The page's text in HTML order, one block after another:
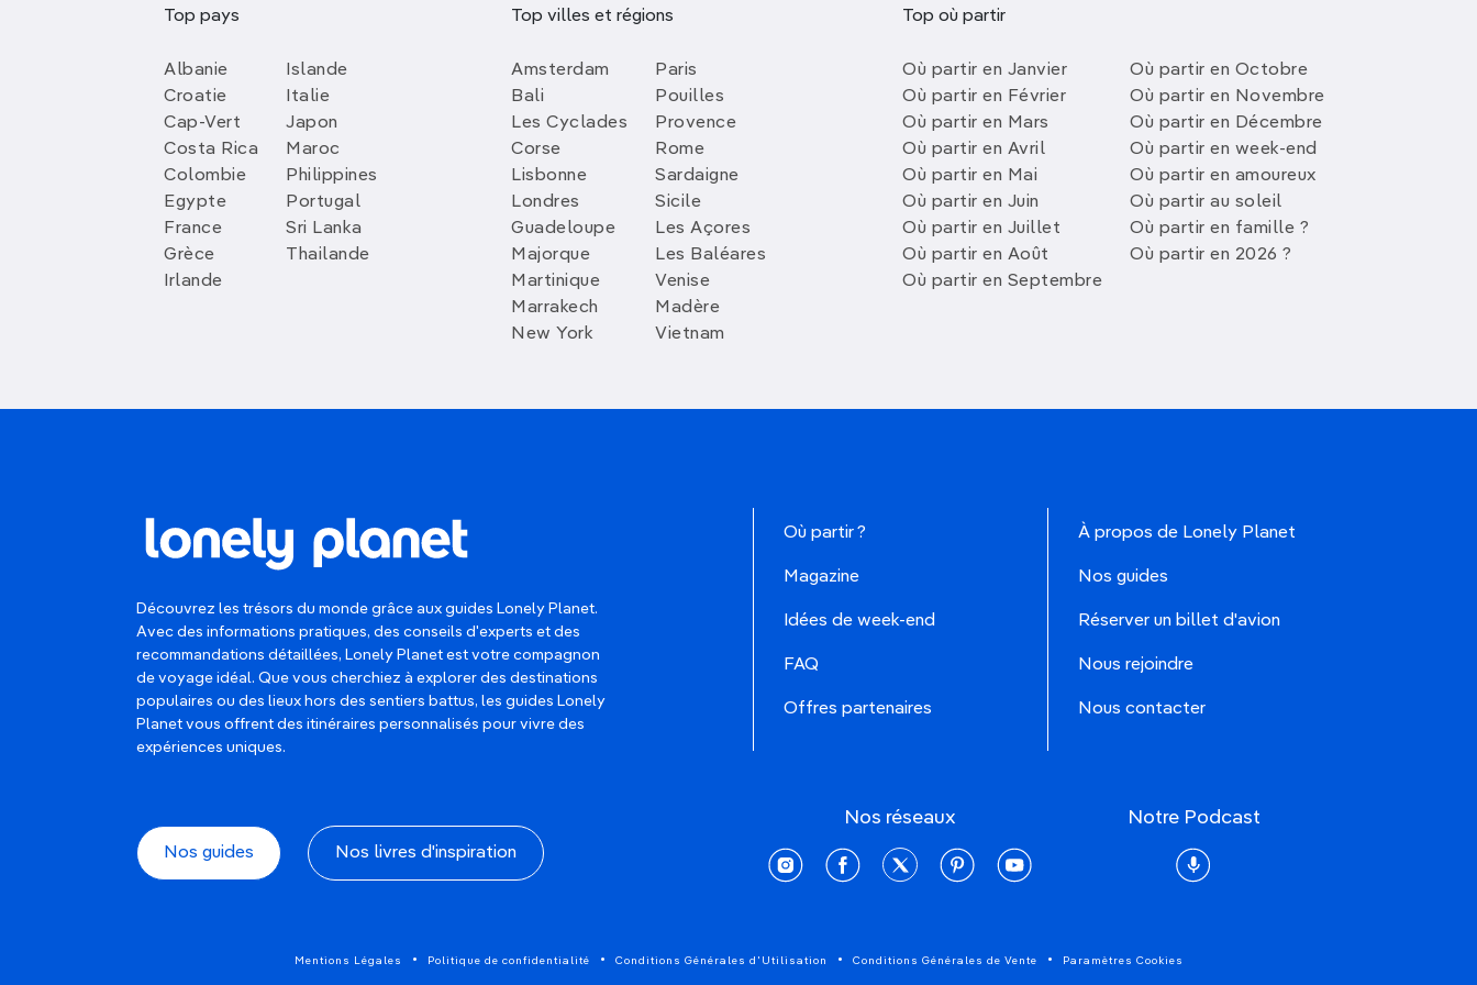
Top pays
Albanie
Croatie
Cap-Vert
Costa Rica
Colombie
Egypte
France
Grèce
Irlande
Islande
Italie
Japon
Maroc
Philippines
Portugal
Sri Lanka
Thailande
Top villes et régions
Amsterdam
Bali
Les Cyclades
Corse
Lisbonne
Londres
Guadeloupe
Majorque
Martinique
Marrakech
New York
Paris
Pouilles
Provence
Rome
Sardaigne
Sicile
Les Açores
Les Baléares
Venise
Madère
Vietnam
Top où partir
Où partir en Janvier
Où partir en Février
Où partir en Mars
Où partir en Avril
Où partir en Mai
Où partir en Juin
Où partir en Juillet
Où partir en Août
Où partir en Septembre
Où partir en Octobre
Où partir en Novembre
Où partir en Décembre
Où partir en week-end
Où partir en amoureux
Où partir au soleil
Où partir en famille ?
Où partir en 2026 ?
Découvrez les trésors du monde grâce aux guides Lonely Planet.
Avec des informations pratiques, des conseils d'experts et des
recommandations détaillées, Lonely Planet est votre compagnon
de voyage idéal. Que vous cherchiez à explorer des destinations
populaires ou des lieux hors des sentiers battus, les guides Lonely
Planet vous offrent des itinéraires personnalisés pour vivre des
expériences uniques.
Nos guides Nos livres d'inspiration
Où partir ?
Magazine
Idées de week-end
FAQ
Offres partenaires
À propos de Lonely Planet
Nos guides
Réserver un billet d'avion
Nous rejoindre
Nous contacter
Nos réseaux
instagramfacebooktwitter pinterestyoutube
Notre Podcast
Podcast
Mentions Légales Politique de confidentialité Conditions Générales d'Utilisation Conditions Générales de Vente Paramètres Cookies